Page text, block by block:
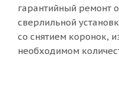
гарантийный ремонт
сверлильной
со снятием коронок,
необходимом